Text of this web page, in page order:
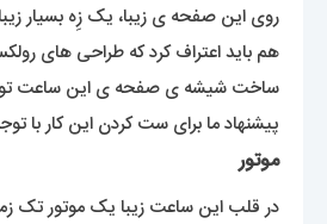
روی این صفحه ی زیبا، یک زِه بسیار
هم باید اعتراف کرد که طراحی های
ساخت شیشه ی صفحه ی این ساعت
پیشنهاد ما برای ست کردن این کار با
موتور
در قلب این ساعت زیبا یک موتور تک